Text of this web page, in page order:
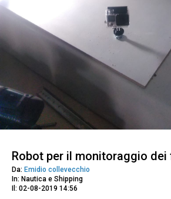
Robot per il monitoraggio
Da: Emidio collevecchio
In: Nautica e Shipping
Il: 02-08-2019 14:56